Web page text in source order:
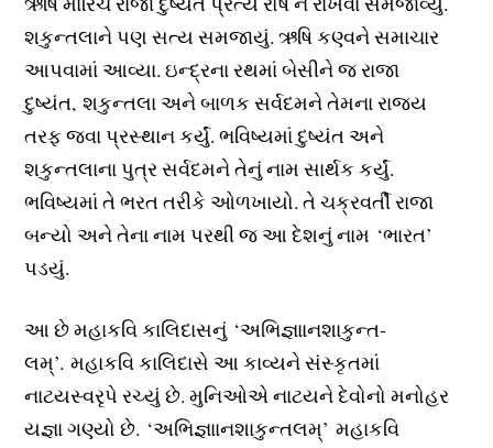
શકુન્તલાને પણ સત્ય સમજાયું. ઋષિ કણ્વને સમાચાર
આપવામાં આવ્યા. ઇન્દ્રના રથમાં બેસીને જ રાજા
દુષ્યંત, શકુન્તલા અને બાળક સર્વદમને તેમના રાજ્ય
તરફ જવા પ્રસ્થાન કર્યું. ભવિષ્યમાં દુષ્યંત અને
શકુન્તલાના પુત્ર સર્વદમને તેનું નામ સાર્થક કર્યું.
ભવિષ્યમાં તે ભરત તરીકે ઓળખાયો. તે ચક્રવર્તી રાજા
બન્યો અને તેના નામ પરથી જ આ દેશનું નામ ‘ભારત’
પડયું.
આ છે મહાકવિ કાલિદાસનું ‘અભિજ્ઞાાનશાકુન્ત-
લમ્’. મહાકવિ કાલિદાસે આ કાવ્યને સંસ્કૃતમાં
નાટયસ્વરૃપે રચ્યું છે. મુનિઓએ નાટયને દેવોનો મનોહર
યજ્ઞા ગણ્યો છે. ‘અભિજ્ઞાાનશાકુન્તલમ્’ મહાકવિ